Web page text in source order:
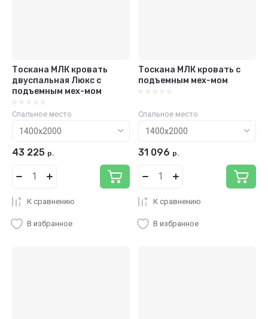
Тоскана МЛК кровать
двуспальная Люкс с
подъемным мех-мом
Спальное место
43 225 р.
К сравнению
В избранное
Тоскана МЛК кровать с
подъемным мех-мом
Спальное место
31 096 р.
К сравнению
В избранное